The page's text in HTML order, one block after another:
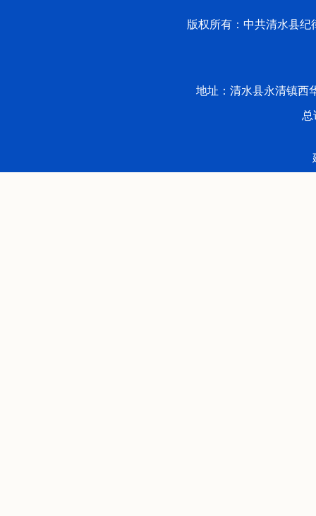
版权所有：中共清水县纪
地址：清水县永清镇西
总